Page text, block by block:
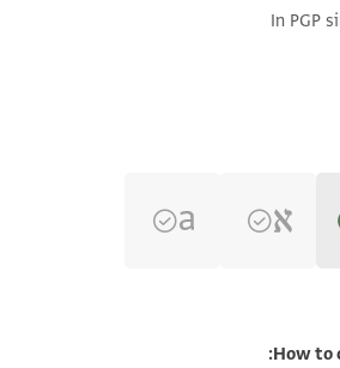
In PGP
How to